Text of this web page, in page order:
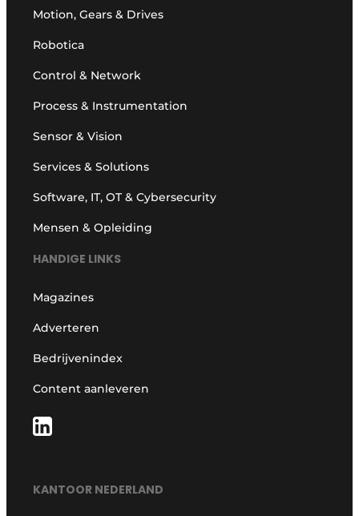
Motion, Gears & Drives
Robotica
Control & Network
Process & Instrumentation
Sensor & Vision
Services & Solutions
Software, IT, OT & Cybersecurity
Mensen & Opleiding
HANDIGE LINKS
Magazines
Adverteren
Bedrijvenindex
Content aanleveren
KANTOOR NEDERLAND